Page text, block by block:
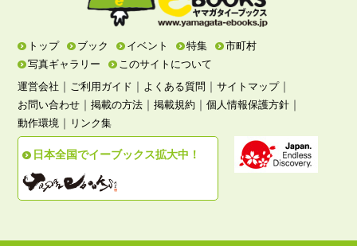
トップ ブック イベント 特集
市町村
写真ギャラリー
このサイトについて
運営会社 ｜ ご利用ガイド ｜ よくある質問 ｜サイトマップ｜
お問い合わせ ｜掲載の方法 ｜掲載規約 ｜個人情報保護方針 ｜
動作環境 ｜ リンク集
日本全国でイーブックス拡大中！